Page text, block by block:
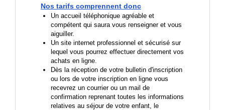
Nos tarifs comprennent donc
Un accueil téléphonique agréable et
compétent qui saura vous renseigner et vous
aiguiller.
Un site internet professionnel et sécurisé sur
lequel vous pourrez effectuer directement vos
achats en ligne.
Dès la réception de votre bulletin d'inscription
ou lors de votre inscription en ligne vous
recevrez un courrier ou un mail de
confirmation reprenant toutes les informations
relatives au séjour de votre enfant, le